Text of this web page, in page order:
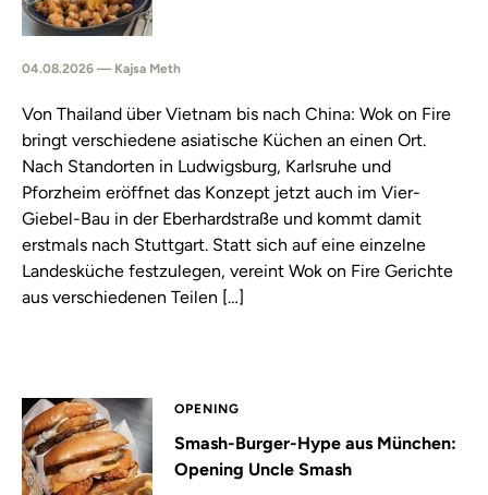
04.08.2026 — Kajsa Meth
Von Thailand über Vietnam bis nach China: Wok on Fire
bringt verschiedene asiatische Küchen an einen Ort.
Nach Standorten in Ludwigsburg, Karlsruhe und
Pforzheim eröffnet das Konzept jetzt auch im Vier-
Giebel-Bau in der Eberhardstraße und kommt damit
erstmals nach Stuttgart. Statt sich auf eine einzelne
Landesküche festzulegen, vereint Wok on Fire Gerichte
aus verschiedenen Teilen […]
OPENING
Smash-Burger-Hype aus München:
Opening Uncle Smash